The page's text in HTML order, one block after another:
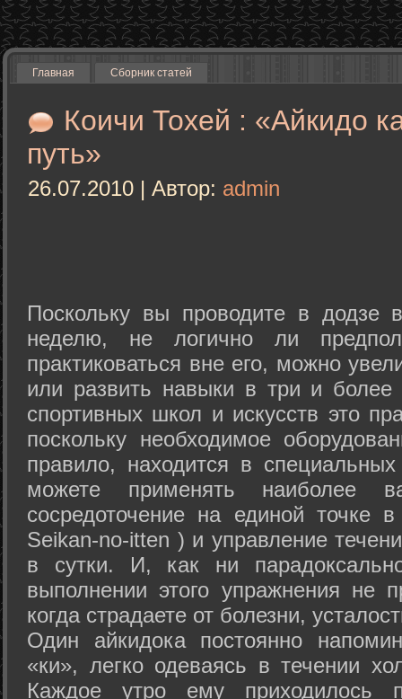
Главная Сборник статей
Коичи Тохей : «Айкидо
путь»
26.07.2010 | Автор: admin
Поскольку вы проводите в додзе
неделю, не логично ли
практиковаться вне его, можно
или развить навыки в три и
спортивных школ и искусств это
поскольку необходимое
правило, находится в
можете применять наиболее
сосредоточение на единой точке
Seikan-­no-­itten ) и управление
в сутки. И, как ни
выполнении этого упражнения не
когда страдаете от болезни,
Один айкидока постоянно
«ки», легко одеваясь в течении
Каждое утро ему приходилось